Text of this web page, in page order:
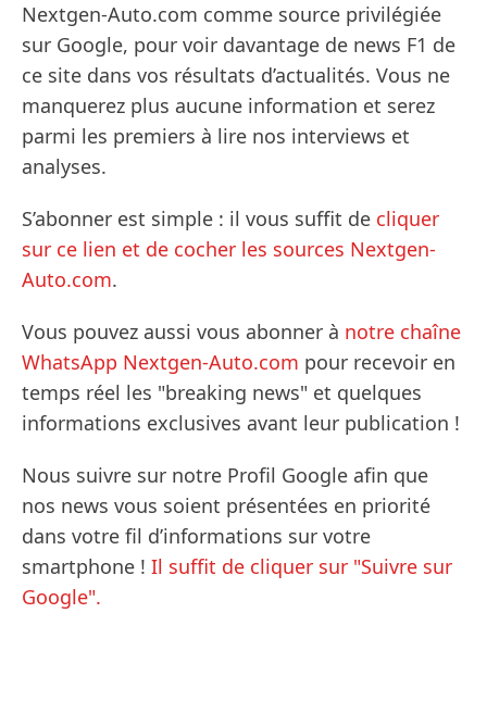
Nextgen-Auto.com comme source privilégiée
sur Google, pour voir davantage de news F1 de
ce site dans vos résultats d’actualités. Vous ne
manquerez plus aucune information et serez
parmi les premiers à lire nos interviews et
analyses.
S’abonner est simple : il vous suffit de cliquer
sur ce lien et de cocher les sources Nextgen-
Auto.com.
Vous pouvez aussi vous abonner à notre chaîne
WhatsApp Nextgen-Auto.com pour recevoir en
temps réel les "breaking news" et quelques
informations exclusives avant leur publication !
Nous suivre sur notre Profil Google afin que
nos news vous soient présentées en priorité
dans votre fil d’informations sur votre
smartphone ! Il suffit de cliquer sur "Suivre sur
Google".